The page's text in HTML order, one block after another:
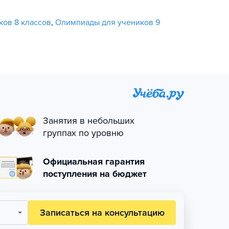
8 классов, Олимпиады для учеников 9
Занятия в небольших
группах по уровню
Официальная гарантия
поступления на бюджет
Записаться на консультацию